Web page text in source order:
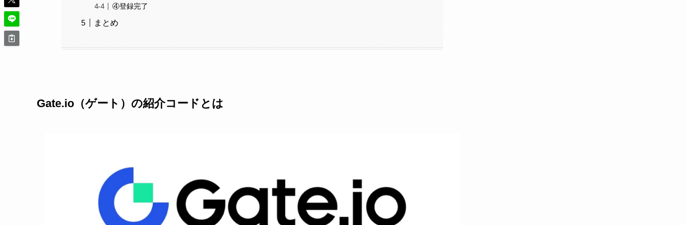
④登録完了
まとめ
Gate.io（ゲート）の紹介コードとは